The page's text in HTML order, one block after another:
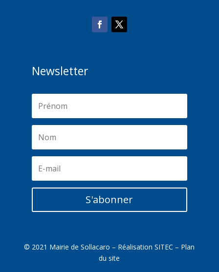
Newsletter
S'abonner
© 2021 Mairie de Sollacaro – RéalisationSITEC – Plan
du site